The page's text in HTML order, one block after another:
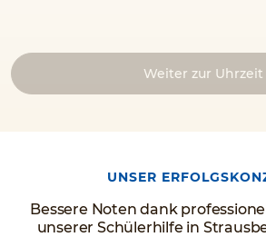
Weiter zur Uhrzeit
UNSER
Bessere Noten dank
unserer Schülerhilfe in